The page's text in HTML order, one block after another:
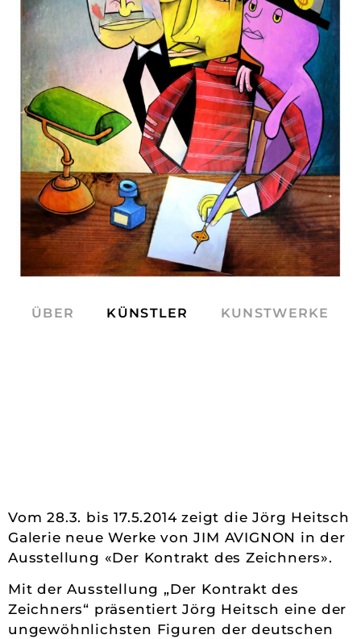
ÜBER KÜNSTLER KUNSTWERKE
Vom 28.3. bis 17.5.2014 zeigt die Jörg Heitsch
Galerie neue Werke von JIM AVIGNON in der
Ausstellung «Der Kontrakt des Zeichners».
Mit der Ausstellung „Der Kontrakt des
Zeichners“ präsentiert Jörg Heitsch eine der
ungewöhnlichsten Figuren der deutschen